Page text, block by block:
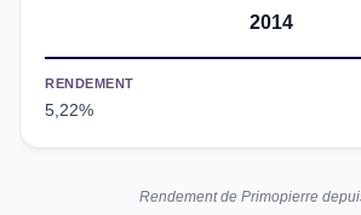
2014
RENDEMENT
5,22%
Rendement de Primopierre